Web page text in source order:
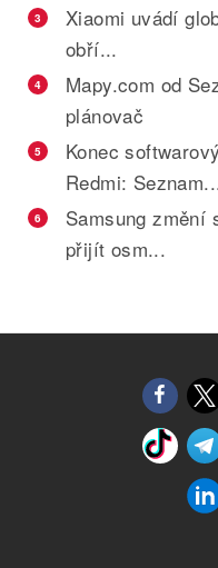
3
Xiaomi uvádí
obří...
4
Mapy.com od
plánovač
5
Konec
Redmi:
6
Samsung změní
přijít osm...